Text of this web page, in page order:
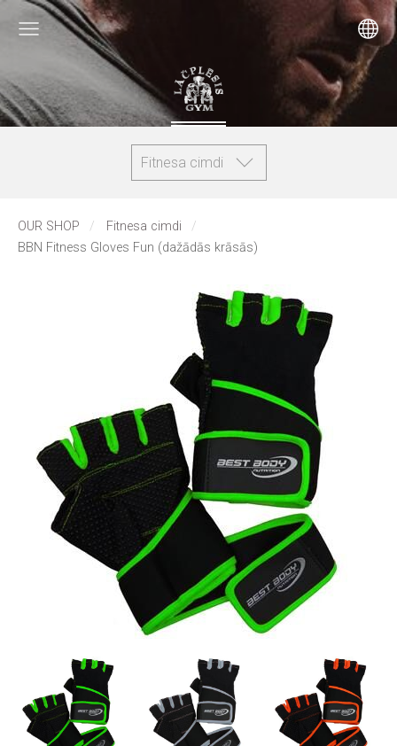
Fitnesa cimdi
OUR SHOP
Fitnesa cimdi
BBN Fitness Gloves Fun (dažādās krāsās)